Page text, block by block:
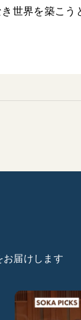
世界を築こう
お届けします